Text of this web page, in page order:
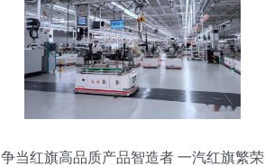
争当红旗高品质产品智造者 一汽红旗繁荣